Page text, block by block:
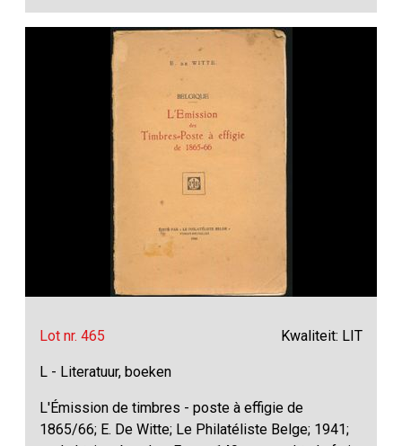
Lot nr. 465 Kwaliteit: LIT
L - Literatuur, boeken
L'Émission de timbres - poste à effigie de
1865/66; E. De Witte; Le Philatéliste Belge; 1941;